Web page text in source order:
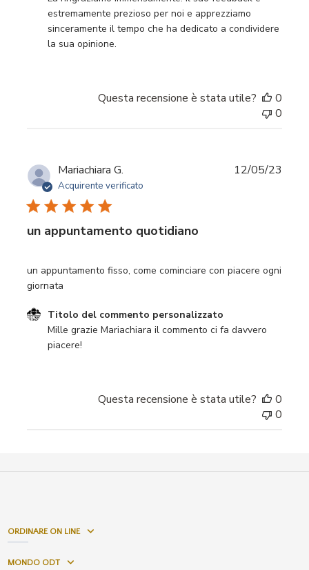
estremamente prezioso per noi e apprezziamo
sinceramente il tempo che ha dedicato a condividere
la sua opinione.
Questa recensione è stata utile?
0
0
Mariachiara G.
Acquirente verificato
un appuntamento quotidiano
un appuntamento fisso, come cominciare con piacere ogni
giornata
Commenti del proprietario del negozio sulla recensione
Titolo del commento personalizzato
Mille grazie Mariachiara il commento ci fa davvero
piacere!
12/05/23
Questa recensione è stata utile?
0
0
ORDINARE ON LINE
MONDO ODT